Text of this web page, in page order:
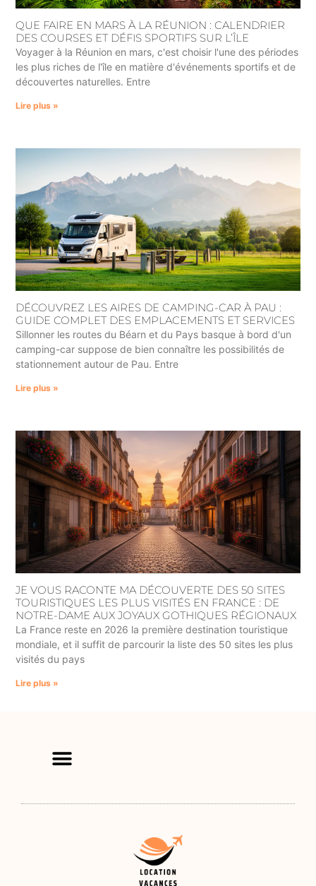
QUE FAIRE EN MARS À LA RÉUNION : CALENDRIER
DES COURSES ET DÉFIS SPORTIFS SUR L’ÎLE
Voyager à la Réunion en mars, c'est choisir l'une des périodes
les plus riches de l'île en matière d'événements sportifs et de
découvertes naturelles. Entre
Lire plus »
DÉCOUVREZ LES AIRES DE CAMPING-CAR À PAU :
GUIDE COMPLET DES EMPLACEMENTS ET SERVICES
Sillonner les routes du Béarn et du Pays basque à bord d'un
camping-car suppose de bien connaître les possibilités de
stationnement autour de Pau. Entre
Lire plus »
JE VOUS RACONTE MA DÉCOUVERTE DES 50 SITES
TOURISTIQUES LES PLUS VISITÉS EN FRANCE : DE
NOTRE-DAME AUX JOYAUX GOTHIQUES RÉGIONAUX
La France reste en 2026 la première destination touristique
mondiale, et il suffit de parcourir la liste des 50 sites les plus
visités du pays
Lire plus »